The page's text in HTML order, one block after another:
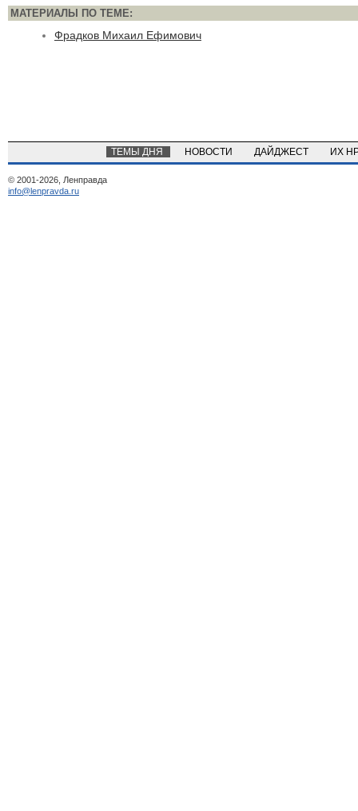
МАТЕРИАЛЫ ПО ТЕМЕ:
Фрадков Михаил Ефимович
ТЕМЫ ДНЯ НОВОСТИ ДАЙДЖЕСТ ИХ
© 2001-2026, Ленправда
info@lenpravda.ru